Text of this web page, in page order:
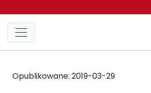
Opublikowane: 2019-03-29